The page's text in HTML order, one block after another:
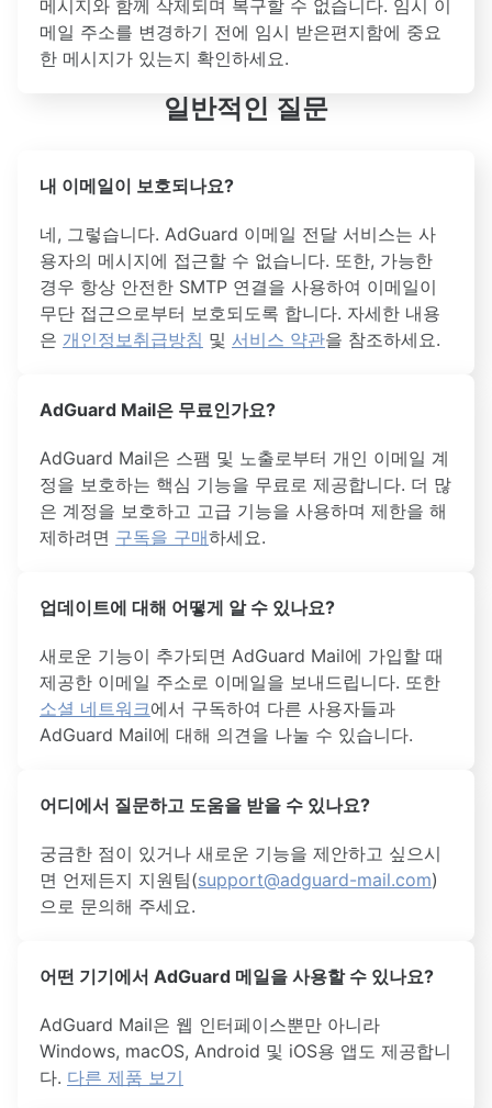
메시지와 함께 삭제되며 복구할 수 없습니다. 임시 이
메일 주소를 변경하기 전에 임시 받은편지함에 중요
한 메시지가 있는지 확인하세요.
일반적인 질문
내 이메일이 보호되나요?
네, 그렇습니다. AdGuard 이메일 전달 서비스는 사
용자의 메시지에 접근할 수 없습니다. 또한, 가능한
경우 항상 안전한 SMTP 연결을 사용하여 이메일이
무단 접근으로부터 보호되도록 합니다. 자세한 내용
은 개인정보취급방침 및 서비스 약관을 참조하세요.
AdGuard Mail은 무료인가요?
AdGuard Mail은 스팸 및 노출로부터 개인 이메일 계
정을 보호하는 핵심 기능을 무료로 제공합니다. 더 많
은 계정을 보호하고 고급 기능을 사용하며 제한을 해
제하려면 구독을 구매하세요.
업데이트에 대해 어떻게 알 수 있나요?
새로운 기능이 추가되면 AdGuard Mail에 가입할 때
제공한 이메일 주소로 이메일을 보내드립니다. 또한
소셜 네트워크에서 구독하여 다른 사용자들과
AdGuard Mail에 대해 의견을 나눌 수 있습니다.
어디에서 질문하고 도움을 받을 수 있나요?
궁금한 점이 있거나 새로운 기능을 제안하고 싶으시
면 언제든지 지원팀(support@adguard-mail.com)
으로 문의해 주세요.
어떤 기기에서 AdGuard 메일을 사용할 수 있나요?
AdGuard Mail은 웹 인터페이스뿐만 아니라
Windows, macOS, Android 및 iOS용 앱도 제공합니
다. 다른 제품 보기